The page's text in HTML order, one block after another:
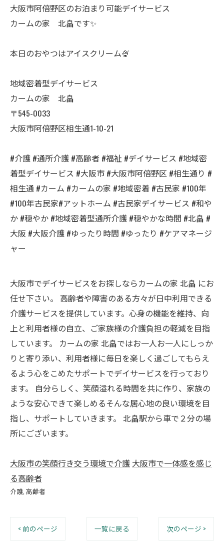
大阪市阿倍野区のお泊まり可能デイサービス
カームの家 北畠です✨
本日のおやつはアイスクリーム🍨
地域密着型デイサービス
カームの家 北畠
〒545-0033
大阪市阿倍野区相生通1-10-21
#介護 #通所介護 #高齢者 #福祉 #デイサービス #地域密
着型デイサービス #大阪市 #大阪市阿倍野区 #相生通り #
相生通 #カーム #カームの家 #地域密着 #古民家 #100年
#100年古民家#アットホーム #古民家デイサービス #和や
か #穏やか #地域密着型通所介護 #穏やかな時間 #北畠 #
大阪 #大阪介護 #ゆったり時間 #ゆったり #ケアマネージ
ャー
大阪市でデイサービスをお探しならカームの家 北畠 にお
任せ下さい。 高齢者や障害のある方々が日中利用できる
介護サービスを提供しています。心身の機能を維持、向
上と利用者様の自立、ご家族様の介護負担の軽減を目指
しています。 カームの家 北畠ではお一人お一人にしっか
りと寄り添い、利用者様に毎日を楽しく過ごしてもらえ
るよう心をこめたサポートでデイサービスを行っており
ます。 自分らしく、笑顔溢れる時間を共に作り、家族の
ような安心できて楽しめるそんな居心地の良い環境を目
指し、サポートしていきます。 北畠駅から車で２分の場
所にございます。
大阪市の笑顔行き交う環境で介護 大阪市で一体感を感じ
る高齢者
介護 高齢者
< 前のページ 一覧に戻る 次のページ >